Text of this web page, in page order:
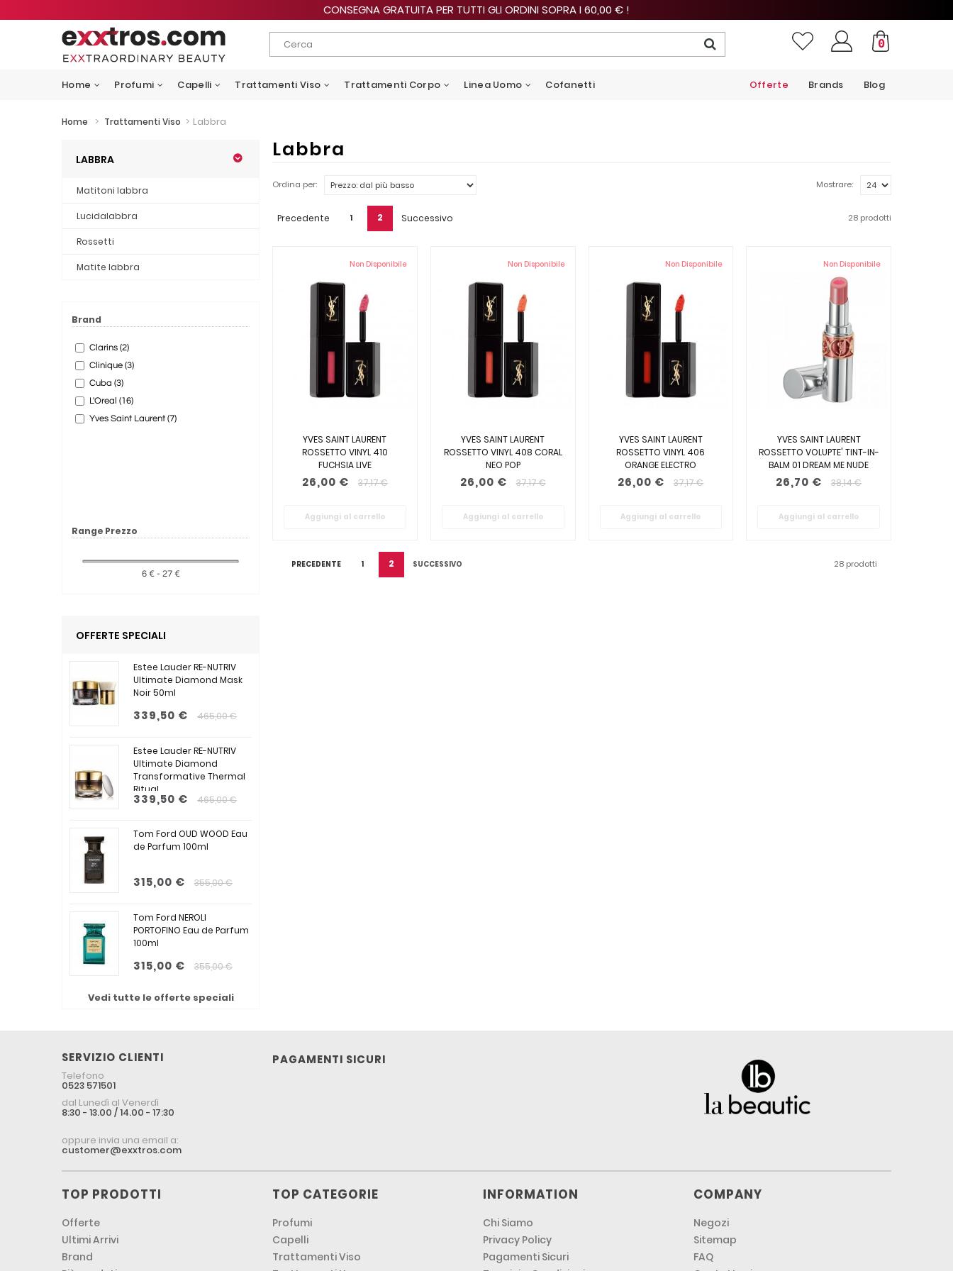
CONSEGNA GRATUITA PER TUTTI GLI ORDINI SOPRA I 60,00 € !
0
Home Profumi Capelli Trattamenti Viso Trattamenti Corpo Linea Uomo Cofanetti Blog
Brands
Offerte
Home > Trattamenti Viso > Labbra
LABBRA
Matitoni labbra
Lucidalabbra
Rossetti
Matite labbra
Brand
Clarins (2)
Clinique (3)
Cuba (3)
L'Oreal (16)
Yves Saint Laurent (7)
Range Prezzo
6 € - 27 €
OFFERTE SPECIALI
Estee Lauder RE-NUTRIV
Ultimate Diamond Mask
Noir 50ml
339,50 € 465,00 €
Estee Lauder RE-NUTRIV
Ultimate Diamond
Transformative Thermal
Ritual...
339,50 € 465,00 €
Tom Ford OUD WOOD Eau
de Parfum 100ml
315,00 € 355,00 €
Tom Ford NEROLI
PORTOFINO Eau de Parfum
100ml
315,00 € 355,00 €
Vedi tutte le offerte speciali
Labbra
Ordina per: Mostrare:
28 prodotti
Precedente 1 2 Successivo
Non Disponibile
YVES SAINT LAURENT
ROSSETTO VINYL 410
FUCHSIA LIVE
26,00 € 37,17 €
Aggiungi al carrello
Non Disponibile
YVES SAINT LAURENT
ROSSETTO VINYL 408 CORAL
NEO POP
26,00 € 37,17 €
Aggiungi al carrello
Non Disponibile
YVES SAINT LAURENT
ROSSETTO VINYL 406
ORANGE ELECTRO
26,00 € 37,17 €
Aggiungi al carrello
Non Disponibile
YVES SAINT LAURENT
ROSSETTO VOLUPTE' TINT-IN-
BALM 01 DREAM ME NUDE
26,70 € 38,14 €
Aggiungi al carrello
28 prodotti
PRECEDENTE 1 2 SUCCESSIVO
SERVIZIO CLIENTI
Telefono
0523 571501
dal Lunedì al Venerdì
8:30 - 13.00 / 14.00 - 17:30
oppure invia una email a:
customer@exxtros.com
PAGAMENTI SICURI
TOP PRODOTTI
Offerte
Ultimi Arrivi
Brand
TOP CATEGORIE
Profumi
Capelli
Trattamenti Viso
INFORMATION
Chi Siamo
Privacy Policy
Pagamenti Sicuri
COMPANY
Negozi
Sitemap
FAQ